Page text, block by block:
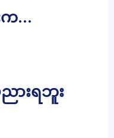
က…
ားရဘူး